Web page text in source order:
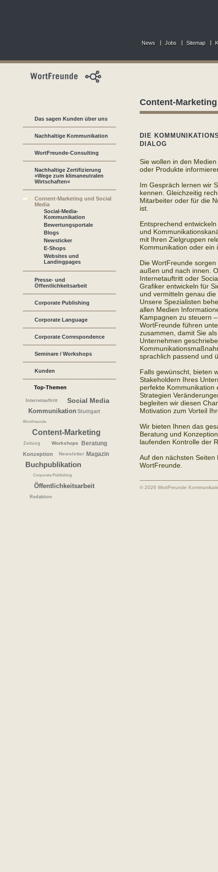
News Jobs Sitemap
Das sagen Kunden über uns
Nachhaltige Kommunikation
WortFreunde-Consulting
Nachhaltige Zertifizierung
»Wege zum klimaneutralen
Wirtschaften«
Content-Marketing und Social
Media
Social-Media-
Kommunikation
Bewertungsportale
Blogs
Newsticker
E-Shops
Websites und
Landingpages
Presse- und
Öffentlichkeitsarbeit
Corporate Publishing
Corporate Language
Corporate Correspondence
Seminare / Workshops
Kunden
Top-Themen
Internetauftritt Social Media
Kommunikation Stuttgart
Wortfreunde
Content-Marketing
Zeitung Workshops Beratung
Konzeption Newsletter Magazin
Buchpublikation
Corporate Publishing
Öffentlichkeitsarbeit
Redaktion
Content-
DIE
DIALOG
Sie wollen in den
oder Produkte
Im Gespräch lernen wir
kennen. Gleichzeitig
Mitarbeiter oder für die
ist.
Entsprechend
und
mit Ihren Zielgruppen
Kommunikation oder ein
Die WortFreunde
außen und nach innen.
Internetauftritt oder
Grafiker entwickeln für
und vermitteln genau
Unsere Spezialisten
allen Medien
Kampagnen zu steuern
WortFreunde führen
zusammen, damit Sie
Unternehmen
sprachlich passend und
Falls gewünscht, bieten
Stakeholdern Ihres
perfekte
Strategien
begleiten wir diesen
Motivation zum Vorteil
Wir bieten Ihnen das
Beratung und
laufenden Kontrolle der
Auf den nächsten
WortFreunde.
© 2026 WortFreunde